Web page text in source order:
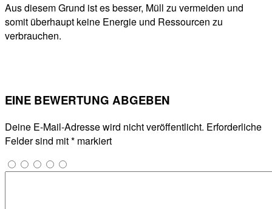
Aus diesem Grund ist es besser, Müll zu vermeiden und
somit überhaupt keine Energie und Ressourcen zu
verbrauchen.
EINE BEWERTUNG ABGEBEN
Deine E-Mail-Adresse wird nicht veröffentlicht. Erforderliche
Felder sind mit* markiert